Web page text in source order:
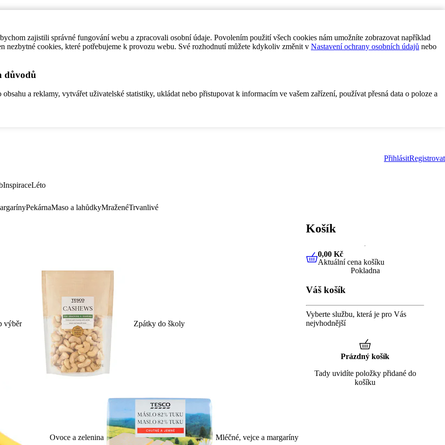
zajistili správné fungování webu a zpracovali osobní údaje. Povolením použití všech cookies nám umožníte zobrazovat například
nezbytné cookies, které potřebujeme k provozu webu. Své rozhodnutí můžete kdykoliv změnit v Nastavení ochrany osobních údajů nebo
důvodů
a reklamy, vytvářet uživatelské statistiky, ukládat nebo přistupovat k informacím ve vašem zařízení, používat přesná data o poloze a
PřihlásitRegistrovat
InspiraceLéto
PekárnaMaso a lahůdkyMraženéTrvanlivé
výběr Zpátky do školy
Ovoce a zelenina Mléčné, vejce a margaríny
Košík
0,00 KčAktuální cena košíku
0,00 Kč
Aktuální cena košíku
Pokladna
Váš košík
Vyberte službu, která je pro Vás
nejvhodnější
Prázdný košík
Tady uvidíte položky přidané do
košíku